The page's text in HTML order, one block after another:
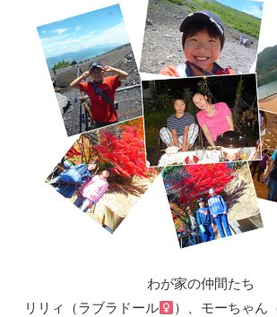
わが家の仲間たち
リリィ（ラブラドール
）、モーちゃん